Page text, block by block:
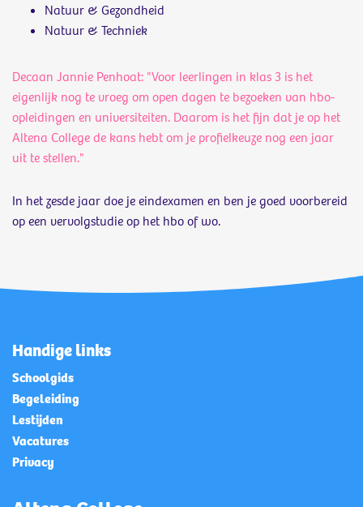
Natuur & Gezondheid
Natuur & Techniek
Decaan Jannie Penhoat: "Voor leerlingen in klas 3 is het
eigenlijk nog te vroeg om open dagen te bezoeken van hbo-
opleidingen en universiteiten. Daarom is het fijn dat je op het
Altena College de kans hebt om je profielkeuze nog een jaar
uit te stellen."
In het zesde jaar doe je eindexamen en ben je goed voorbereid
op een vervolgstudie op het hbo of wo.
Handige links
Schoolgids
Begeleiding
Lestijden
Vacatures
Privacy